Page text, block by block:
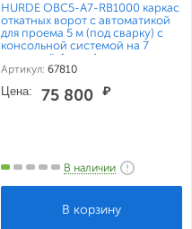
HURDE ОВС5-А7-RB1000 каркас
откатных ворот с автоматикой
для проема 5 м (под сварку) с
консольной системой на 7
метровой балке Алютех
Артикул: 67810
Цена: 75 800 ₽
В наличии